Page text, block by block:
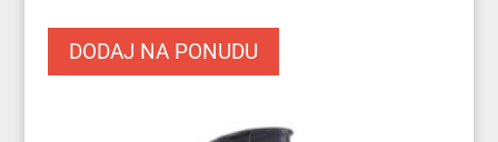
DODAJ NA PONUDU